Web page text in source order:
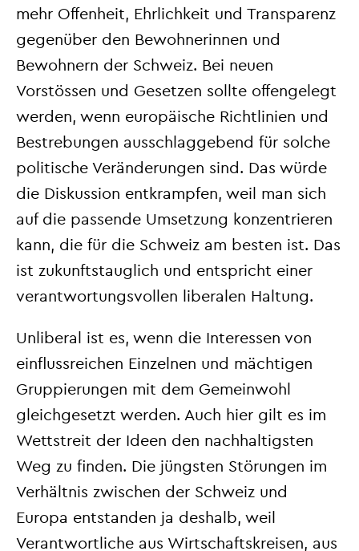
mehr Offenheit, Ehrlichkeit und Transparenz
gegenüber den Bewohnerinnen und
Bewohnern der Schweiz. Bei neuen
Vorstössen und Gesetzen sollte offengelegt
werden, wenn europäische Richtlinien und
Bestrebungen ausschlaggebend für solche
politische Veränderungen sind. Das würde
die Diskussion entkrampfen, weil man sich
auf die passende Umsetzung konzentrieren
kann, die für die Schweiz am besten ist. Das
ist zukunftstauglich und entspricht einer
verantwortungsvollen liberalen Haltung.
Unliberal ist es, wenn die Interessen von
einflussreichen Einzelnen und mächtigen
Gruppierungen mit dem Gemeinwohl
gleichgesetzt werden. Auch hier gilt es im
Wettstreit der Ideen den nachhaltigsten
Weg zu finden. Die jüngsten Störungen im
Verhältnis zwischen der Schweiz und
Europa entstanden ja deshalb, weil
Verantwortliche aus Wirtschaftskreisen, aus